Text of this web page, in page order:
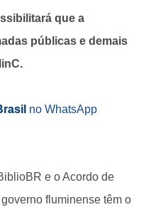
que a
públicas e demais
no WhatsApp
e o Acordo de
fluminense têm o